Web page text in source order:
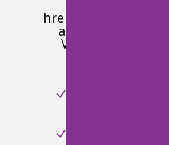
hre Gäste werden
allem dank
Vorteile